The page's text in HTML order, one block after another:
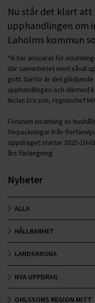
Nu står det klart att
upphandlingen om
Laholms kommun
"Vi har ansvarat för
där samarbetet med såväl
gott. Därför är det
upphandlingen och därmed
Niclas Ericzon, regionchef
Förutom insamling av
förpackningar från
Uppdraget startar 2025-10-
års förlängning.
Nyheter
ALLA
HÅLLBARHET
LANDSKRONA
NYA UPPDRAG
OHLSSONS REGION MITT